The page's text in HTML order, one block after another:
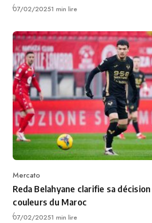
Publié
07/02/20251 min lire
Category
Mercato
Reda Belahyane clarifie sa
couleurs du Maroc
Publié
07/02/20251 min lire